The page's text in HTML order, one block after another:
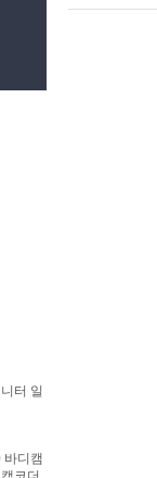
터 일
바디캠